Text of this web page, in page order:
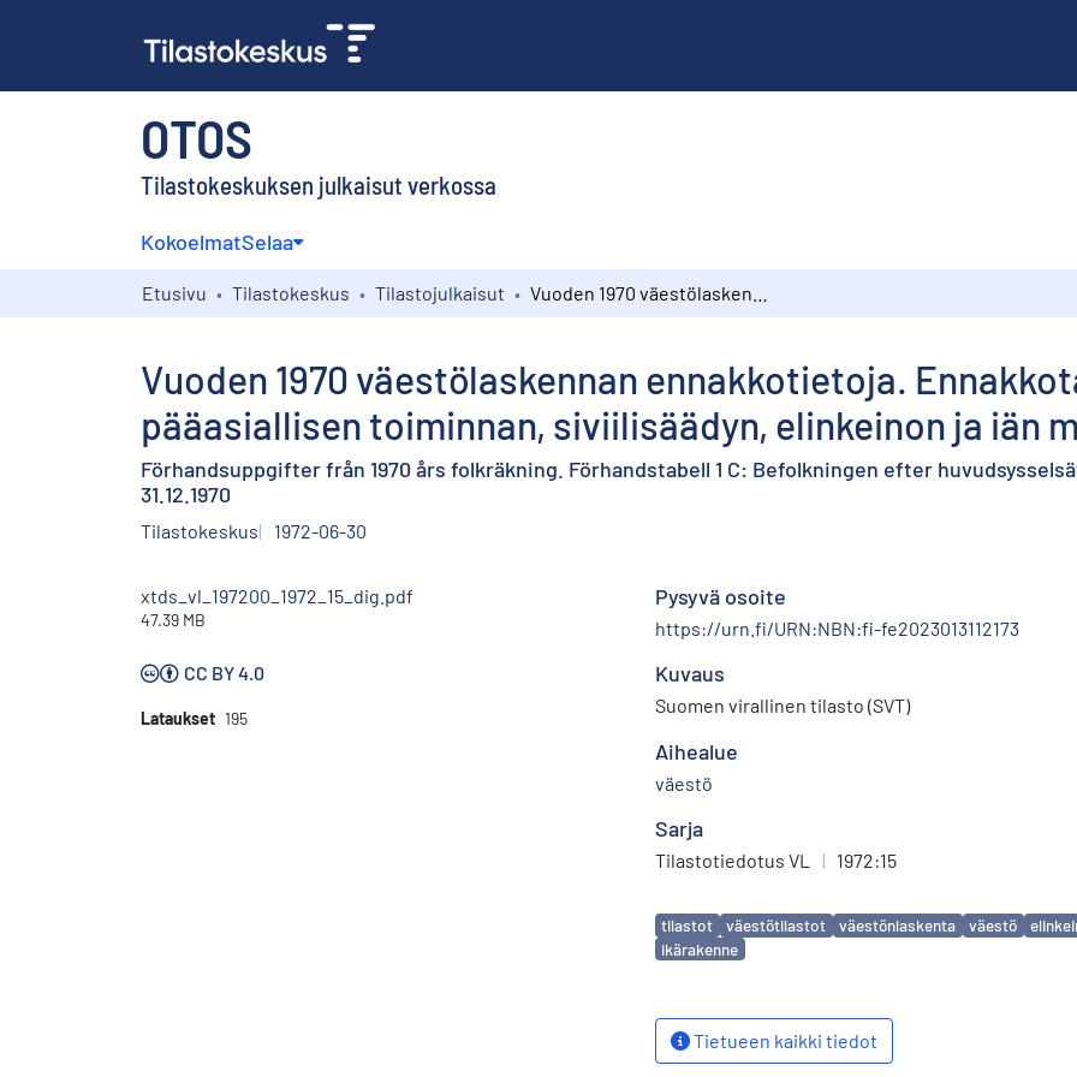
OTOS
Tilastokeskuksen julkaisut verkossa
KokoelmatSelaa
Etusivu Tilastokeskus Tilastojulkaisut
Vuoden 1970 väestölaskennan ennakkotietoja.
pääasiallisen toiminnan, siviilisäädyn, elinkeinon ja iän
Förhandsuppgifter från 1970 års folkräkning. Förhandstabell 1 C: Befolkningen efter
31.12.1970
Tilastokeskus 1972-06-30
xtds_vl_197200_1972_15_dig.pdf
47.39 MB
CC BY 4.0
Lataukset 195
Pysyvä osoite
https://urn.fi/URN:NBN:fi-fe2023013112173
Kuvaus
Suomen virallinen tilasto (SVT)
Aihealue
väestö
Sarja
Tilastotiedotus VL | 1972:15
Avainsanat
tilastot väestötilastot väestönlaskenta väestö
ikärakenne
Tietueen kaikki tiedot